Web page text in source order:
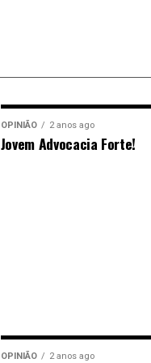
OPINIÃO 2 anos ago
Jovem Advocacia Forte!
OPINIÃO 2 anos ago